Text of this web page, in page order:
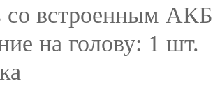
со встроенным
на голову: 1 шт.